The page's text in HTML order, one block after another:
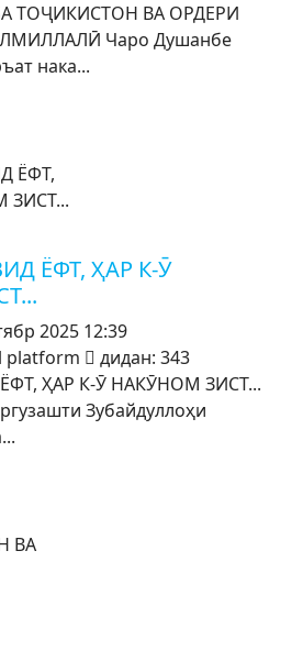
ТОҶИКИСТОН ВА ОРДЕРИ
Чаро Душанбе
нака...
ЁФТ, ҲАР К-Ӯ
2025 12:39
platform
дидан: 343
ҲАР К-Ӯ НАКӮНОМ ЗИСТ...
Зубайдуллоҳи